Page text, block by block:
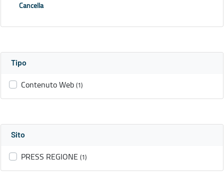
Cancella
Tipo
Contenuto Web (1)
Sito
PRESS REGIONE (1)